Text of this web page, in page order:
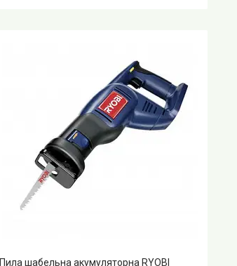
Пила шабельна акумуляторна RYOBI